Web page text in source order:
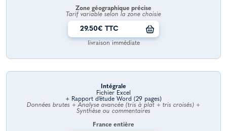
Zone géographique précise
Tarif variable selon la zone choisie
29.50€ TTC
livraison immédiate
Intégrale
Fichier Excel
+ Rapport d’étude Word (29 pages)
Données brutes + Analyse avancée (tris à plat + tris croisés) +
Synthèse ou commentaires
France entière